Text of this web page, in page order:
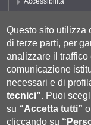
Cookie settings
Segui UNISI
Questo sito utilizza
di terze parti, per
analizzare il
comunicazione
necessari e di
tecnici”. Puoi
su “Accetta tutti”
cliccando su